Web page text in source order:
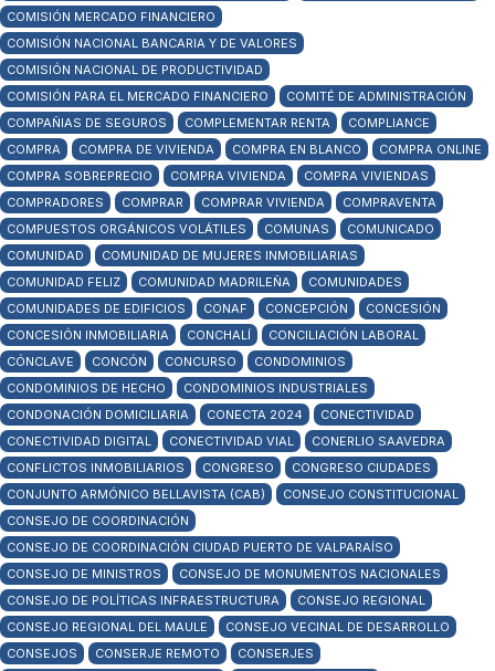
COMISIÓN MERCADO FINANCIERO
COMISIÓN NACIONAL BANCARIA Y DE VALORES
COMISIÓN NACIONAL DE PRODUCTIVIDAD
COMISIÓN PARA EL MERCADO FINANCIERO
COMITÉ DE ADMINISTRACIÓN
COMPAÑIAS DE SEGUROS
COMPLEMENTAR RENTA
COMPLIANCE
COMPRA
COMPRA DE VIVIENDA COMPRA EN BLANCO
COMPRA ONLINE
COMPRA SOBREPRECIO
COMPRA VIVIENDA
COMPRA VIVIENDAS
COMPRADORES
COMPRAR COMPRAR VIVIENDA
COMPRAVENTA
COMPUESTOS ORGÁNICOS VOLÁTILES
COMUNAS
COMUNICADO
COMUNIDAD
COMUNIDAD DE MUJERES INMOBILIARIAS
COMUNIDAD FELIZ
COMUNIDAD MADRILEÑA
COMUNIDADES
COMUNIDADES DE EDIFICIOS
CONAF CONCEPCIÓN
CONCESIÓN
CONCESIÓN INMOBILIARIA
CONCHALÍ
CONCILIACIÓN LABORAL
CÓNCLAVE
CONCÓN CONCURSO
CONDOMINIOS
CONDOMINIOS DE HECHO
CONDOMINIOS INDUSTRIALES
CONDONACIÓN DOMICILIARIA
CONECTA 2024
CONECTIVIDAD
CONECTIVIDAD DIGITAL
CONECTIVIDAD VIAL
CONERLIO SAAVEDRA
CONFLICTOS INMOBILIARIOS
CONGRESO
CONGRESO CIUDADES
CONJUNTO ARMÓNICO BELLAVISTA (CAB)
CONSEJO CONSTITUCIONAL
CONSEJO DE COORDINACIÓN
CONSEJO DE COORDINACIÓN CIUDAD PUERTO DE VALPARAÍSO
CONSEJO DE MINISTROS
CONSEJO DE MONUMENTOS NACIONALES
CONSEJO DE POLÍTICAS INFRAESTRUCTURA
CONSEJO REGIONAL
CONSEJO REGIONAL DEL MAULE
CONSEJO VECINAL DE DESARROLLO
CONSEJOS
CONSERJE REMOTO
CONSERJES